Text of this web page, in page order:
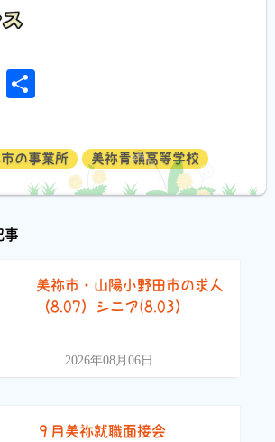
Line
の事業所 美祢青嶺高等学校
事
美祢市・山陽小野田市の求人
（8.07）シニア(8.03）
2026年08月06日
９月美祢就職面接会